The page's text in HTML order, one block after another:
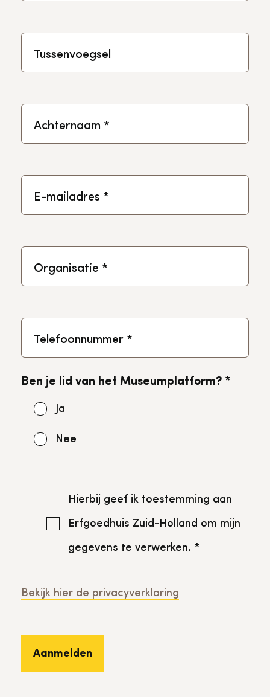
Tussenvoegsel
Achternaam *
E-mailadres *
Organisatie *
Telefoonnummer *
Ben je lid van het Museumplatform? *
Ja
Nee
Hierbij geef ik toestemming aan
Erfgoedhuis Zuid-Holland om mijn
gegevens te verwerken. *
Bekijk hier de privacyverklaring